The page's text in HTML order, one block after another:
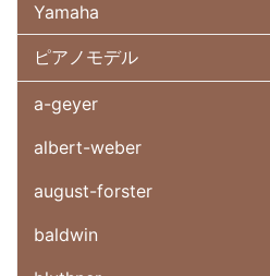
Yamaha
ピアノモデル
a-geyer
albert-weber
august-forster
baldwin